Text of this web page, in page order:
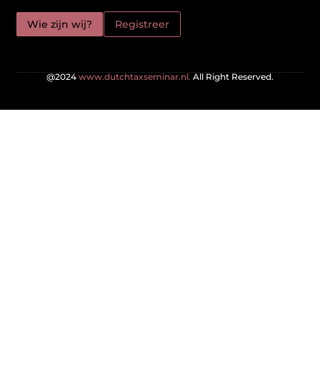
Wie zijn wij? Registreer
@2024www.dutchtaxseminar.nl.All Right Reserved.